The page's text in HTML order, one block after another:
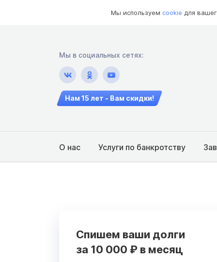
Мы используем cookie для
Мы в социальных сетях:
Нам 15 лет - Вам скидки!
О нас Услуги по банкротству
Спишем ваши долги
за 10 000 ₽ в месяц